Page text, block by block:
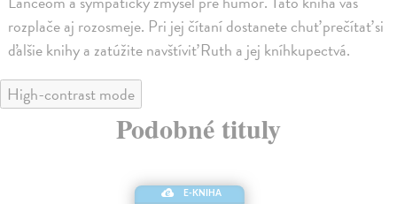
rozplače aj rozosmeje. Pri jej čítaní dostanete chuť prečítať si
ďalšie knihy a zatúžite navštíviť Ruth a jej kníhkupectvá.
High-contrast mode
Podobné tituly
E-KNIHA